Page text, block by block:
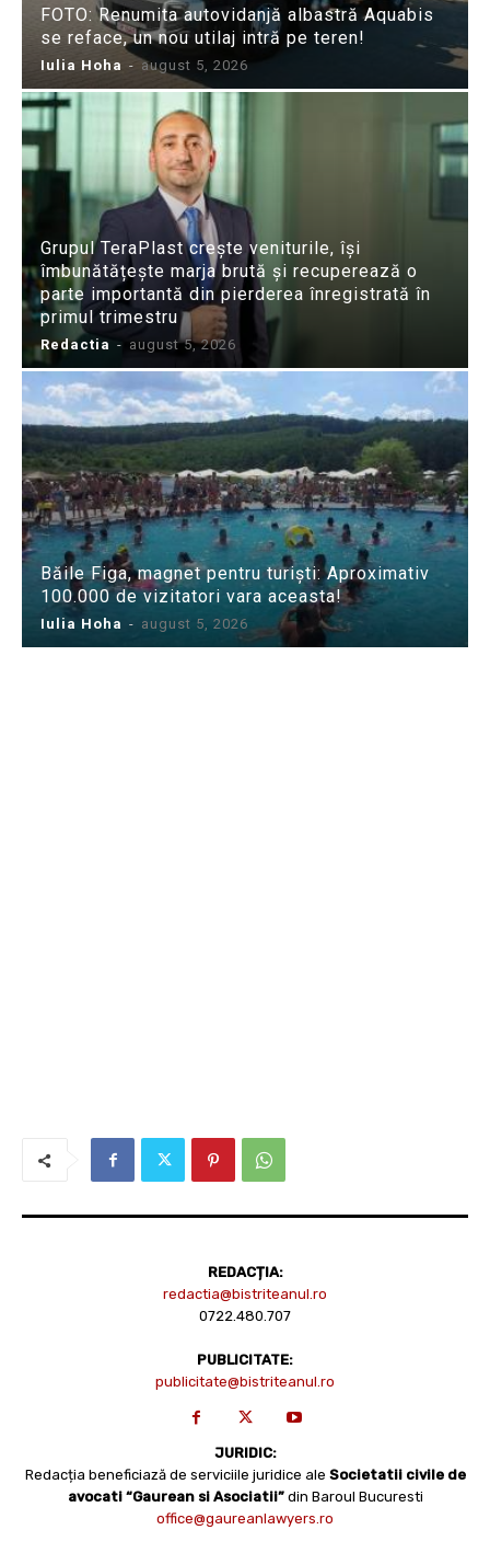
FOTO: Renumita autovidanjă albastră Aquabis
se reface, un nou utilaj intră pe teren!
Iulia Hoha - august 5, 2026
Grupul TeraPlast crește veniturile, își
îmbunătățește marja brută și recuperează o
parte importantă din pierderea înregistrată în
primul trimestru
Redactia - august 5, 2026
Băile Figa, magnet pentru turiști: Aproximativ
100.000 de vizitatori vara aceasta!
Iulia Hoha - august 5, 2026
REDACȚIA:
redactia@bistriteanul.ro
0722.480.707
PUBLICITATE:
publicitate@bistriteanul.ro
JURIDIC:
Redacția beneficiază de serviciile juridice ale Societatii civile de
avocati “Gaurean si Asociatii” din Baroul Bucuresti
office@gaureanlawyers.ro